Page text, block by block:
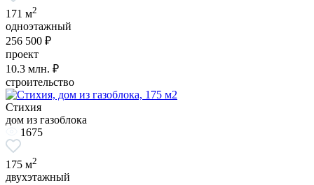
171 м2
одноэтажный
256 500 ₽
проект
10.3 млн. ₽
строительство
Стихия
дом из газоблока
1675
175 м2
двухэтажный